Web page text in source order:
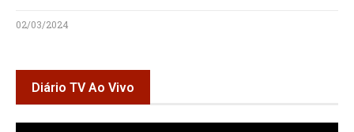
02/03/2024
Diário TV Ao Vivo